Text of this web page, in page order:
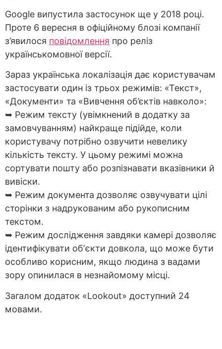
Google випустила застосунок ще у 2018 році.
Проте 6 вересня в офіційному блозі компанії
з’явилося повідомлення про реліз
українськомовної версії.
Зараз українська локалізація дає користувачам
застосувати один із трьох режимів: «Текст»,
«Документи» та «Вивчення об’єктів навколо»:
➥ Режим тексту (увімкнений в додатку за
замовчуванням) найкраще підійде, коли
користувачу потрібно озвучити невелику
кількість тексту. У цьому режимі можна
сортувати пошту або розпізнавати вказівники й
вивіски.
➥ Режим документа дозволяє озвучувати цілі
сторінки з надрукованим або рукописним
текстом.
➥ Режим дослідження завдяки камері дозволяє
ідентифікувати обʼєкти довкола, що може бути
особливо корисним, якщо людина з вадами
зору опинилася в незнайомому місці.
Загалом додаток «Lookout» доступний 24
мовами.